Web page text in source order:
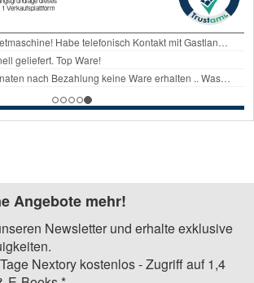
Angebote mehr!
Newsletter und erhalte exklusive
Nextory kostenlos - Zugriff auf 1,4